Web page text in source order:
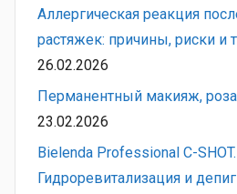
Аллергическая реакция
растяжек: причины, риски и
26.02.2026
Перманентный макияж,
23.02.2026
Bielenda Professional C-SHOT.
Гидроревитализация и